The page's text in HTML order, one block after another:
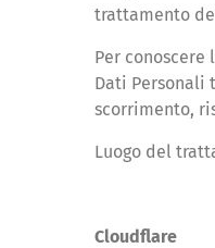
trattamento
Per
Dati Personali
scorrimento,
Luogo del
Cloudflare